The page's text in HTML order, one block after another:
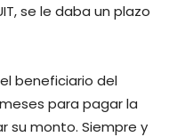
se le daba un plazo
beneficiario del
para pagar la
su monto. Siempre y